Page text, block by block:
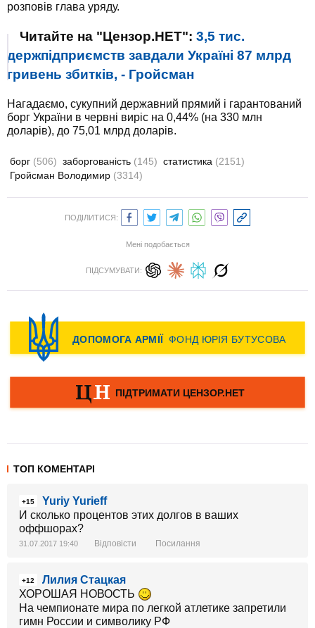
розповів глава уряду.
Читайте на "Цензор.НЕТ": 3,5 тис.
держпідприємств завдали Україні 87 млрд
гривень збитків, - Гройсман
Нагадаємо, сукупний державний прямий і гарантований
борг України в червні виріс на 0,44% (на 330 млн
доларів), до 75,01 млрд доларів.
борг (506) заборгованість (145) статистика (2151)
Гройсман Володимир (3314)
ПОДІЛИТИСЯ:
Мені подобається
ПІДСУМУВАТИ:
ТОП КОМЕНТАРІ
+15
Yuriy Yurieff
И сколько процентов этих долгов в ваших
оффшорах?
31.07.2017 19:40 Відповісти Посилання
+12
Лилия Стацкая
ХОРОШАЯ НОВОСТЬ
На чемпионате мира по легкой атлетике запретили
гимн России и символику РФ